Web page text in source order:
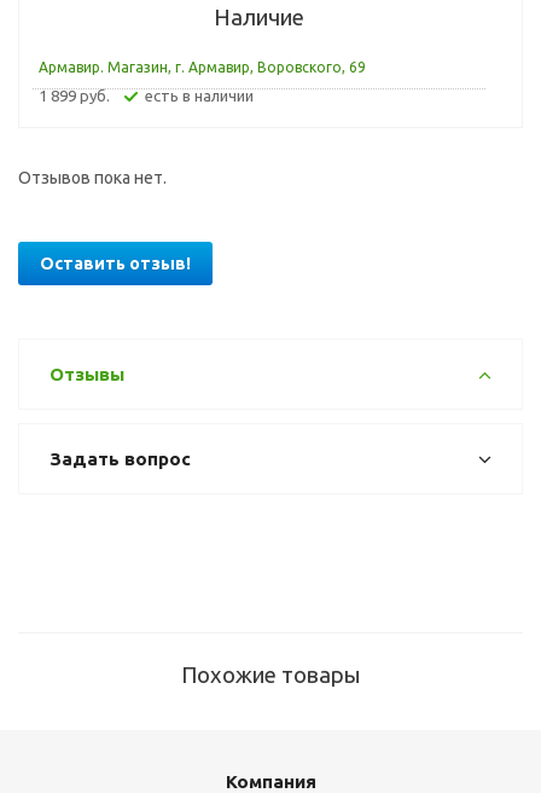
Наличие
Армавир. Магазин, г. Армавир, Воровского, 69
1 899 руб. Есть в наличии
Отзывов пока нет.
Оставить отзыв!
Отзывы
Задать вопрос
Похожие товары
Компания